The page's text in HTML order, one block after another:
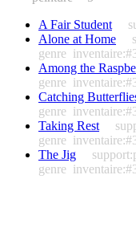
A Fair Student
Alone at Home
genre
Among the
genre
Catching
genre
Taking Rest
genre
The Jig
genre